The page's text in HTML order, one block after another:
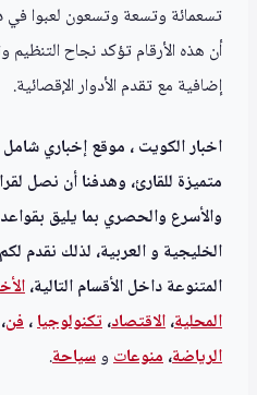
تسعمائة وتسعة وتسعون لعبوا في
أن هذه الأرقام تؤكد نجاح
إضافية مع تقدم الأدوار الإقصائية.
اخبار الكويت ، موقع إخباري
متميزة للقارئ، وهدفنا أن نصل
والأسرع والحصري بما يليق
الخليجية و العربية، لذلك نقدم
المتنوعة داخل الأقسام التالية،
المحلية،الاقتصاد،تكنولوجيا،فن،
الرياضة،منوعاتوسياحة.